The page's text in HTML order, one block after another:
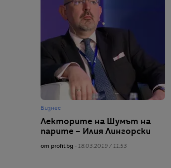
Бизнес
Лекторите на Шумът на
парите – Илия Лингорски
от profit.bg - 18.03.2019 / 11:53